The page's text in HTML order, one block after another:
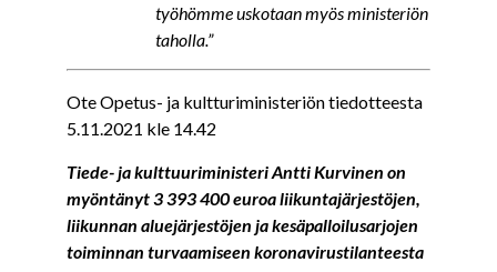
työhömme uskotaan myös ministeriön
taholla.”
Ote Opetus- ja kultturiministeriön tiedotteesta
5.11.2021 kle 14.42
Tiede- ja kulttuuriministeri Antti Kurvinen on
myöntänyt 3 393 400 euroa liikuntajärjestöjen,
liikunnan aluejärjestöjen ja kesäpalloilusarjojen
toiminnan turvaamiseen koronavirustilanteesta